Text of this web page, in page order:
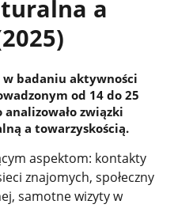
a
badaniu aktywności
od 14 do 25
związki
a towarzyskością.
aspektom: kontakty
znajomych, społeczny
samotne wizyty w